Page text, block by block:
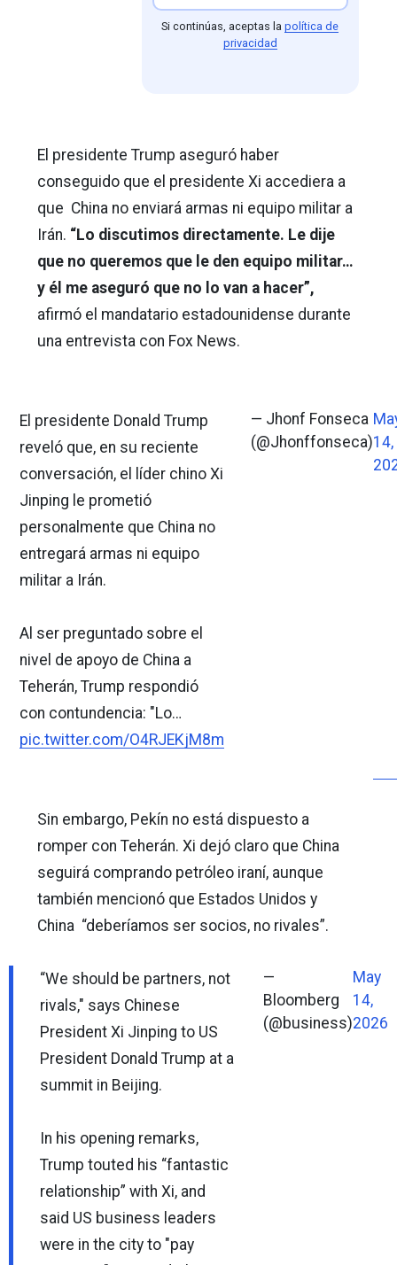
Si continúas, aceptas la política de
privacidad
El presidente Trump aseguró haber
conseguido que el presidente Xi accediera a
que China no enviará armas ni equipo militar a
Irán. “Lo discutimos directamente. Le dije
que no queremos que le den equipo militar…
y él me aseguró que no lo van a hacer”,
afirmó el mandatario estadounidense durante
una entrevista con Fox News.
El presidente Donald Trump
reveló que, en su reciente
conversación, el líder chino Xi
Jinping le prometió
personalmente que China no
entregará armas ni equipo
militar a Irán.
Al ser preguntado sobre el
nivel de apoyo de China a
Teherán, Trump respondió
con contundencia: "Lo…
pic.twitter.com/O4RJEKjM8m
— Jhonf Fonseca
(@Jhonffonseca)14,
Sin embargo, Pekín no está dispuesto a
romper con Teherán. Xi dejó claro que China
seguirá comprando petróleo iraní, aunque
también mencionó que Estados Unidos y
China “deberíamos ser socios, no rivales”.
“We should be partners, not
rivals," says Chinese
President Xi Jinping to US
President Donald Trump at a
summit in Beijing.
In his opening remarks,
Trump touted his “fantastic
relationship” with Xi, and
said US business leaders
were in the city to "pay
—
Bloomberg
(@business)
May
14,
2026